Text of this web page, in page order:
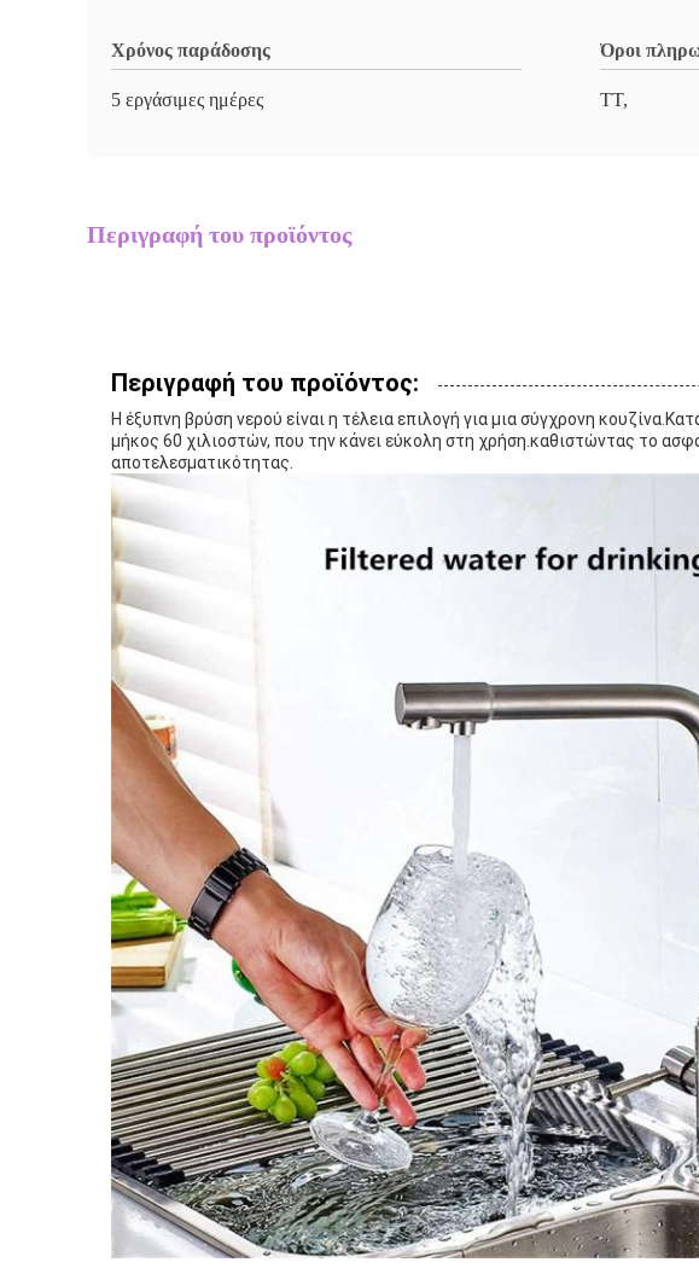
Χρόνος παράδοσης
5 εργάσιμες ημέρες
Όροι
TT,
Περιγραφή του προϊόντος
Περιγραφή του προϊόντος:
Η έξυπνη βρύση νερού είναι η τέλεια επιλογή για μια σύγχρονη
μήκος 60 χιλιοστών, που την κάνει εύκολη στη χρήση.καθιστώντας το
αποτελεσματικότητας.